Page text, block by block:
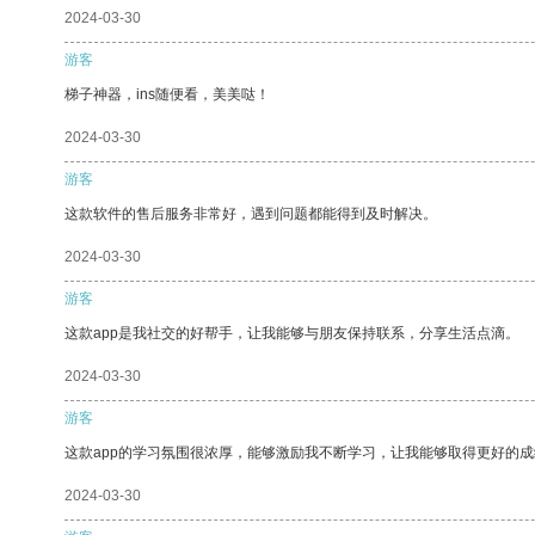
2024-03-30
游客
梯子神器，ins随便看，美美哒！
2024-03-30
游客
这款软件的售后服务非常好，遇到问题都能得到及时解决。
2024-03-30
游客
这款app是我社交的好帮手，让我能够与朋友保持联系，分享生活点滴。
2024-03-30
游客
这款app的学习氛围很浓厚，能够激励我不断学习，让我能够取得更好的
2024-03-30